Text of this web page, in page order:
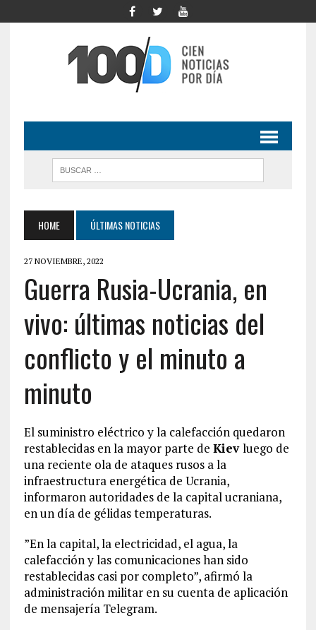
HOME ÚLTIMAS NOTICIAS
27 NOVIEMBRE, 2022
Guerra Rusia-Ucrania, en
vivo: últimas noticias del
conflicto y el minuto a
minuto
El suministro eléctrico y la calefacción quedaron
restablecidas en la mayor parte de Kievluego de
una reciente ola de ataques rusos a la
infraestructura energética de Ucrania,
informaron autoridades de la capital ucraniana,
en un día de gélidas temperaturas.
”En la capital, la electricidad, el agua, la
calefacción y las comunicaciones han sido
restablecidas casi por completo”, afirmó la
administración militar en su cuenta de aplicación
de mensajería Telegram.